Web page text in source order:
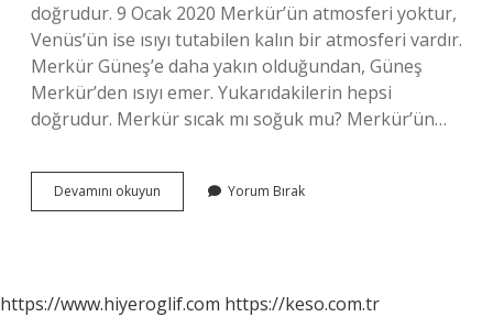
doğrudur. 9 Ocak 2020 Merkür’ün atmosferi yoktur,
Venüs’ün ise ısıyı tutabilen kalın bir atmosferi vardır.
Merkür Güneş’e daha yakın olduğundan, Güneş
Merkür’den ısıyı emer. Yukarıdakilerin hepsi
doğrudur. Merkür sıcak mı soğuk mu? Merkür’ün…
Devamını okuyun
Neden
Yorum Bırak
https://www.hiyeroglif.com https://keso.com.tr